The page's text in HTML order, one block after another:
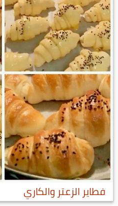
فطاير الزعتر والكاري